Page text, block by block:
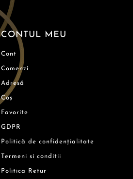
CONTUL MEU
Cont
Comenzi
Adresă
Coș
Favorite
GDPR
Politică de confidențialitate
Termeni si conditii
Politica Retur